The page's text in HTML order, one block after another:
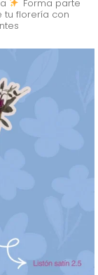
Forma parte
tu florería con